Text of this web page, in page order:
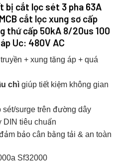
bị cắt lọc sét 3 pha 63A
cắt lọc xung sơ cấp
thứ cấp 50kA 8/20us 100
Uc: 480V AC
+ xung tăng áp + quá
chì giúp tiết kiệm không gian
surge trên đường dây
DIN tiêu chuẩn
bảo cân bằng tải & an toàn